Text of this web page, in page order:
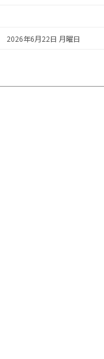
2026年6月22日 月曜日